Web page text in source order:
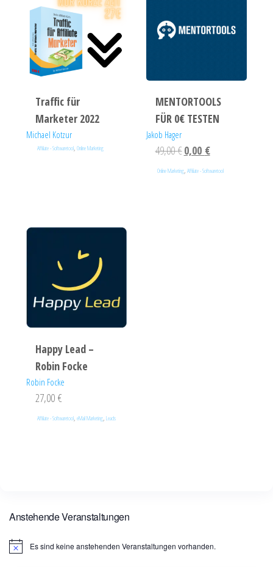
Traffic für
Marketer 2022
Michael Kotzur
Affiliate - Softwaretool, Online Marketing
MENTORTOOLS
FÜR 0€ TESTEN
Jakob Hager
49,00€0,00 €
Online Marketing, Affiliate - Softwaretool
Happy Lead –
Robin Focke
Robin Focke
27,00 €
Affiliate - Softwaretool, eMail Marketing, Leads
Anstehende Veranstaltungen
H
Es sind keine anstehenden Veranstaltungen vorhanden.